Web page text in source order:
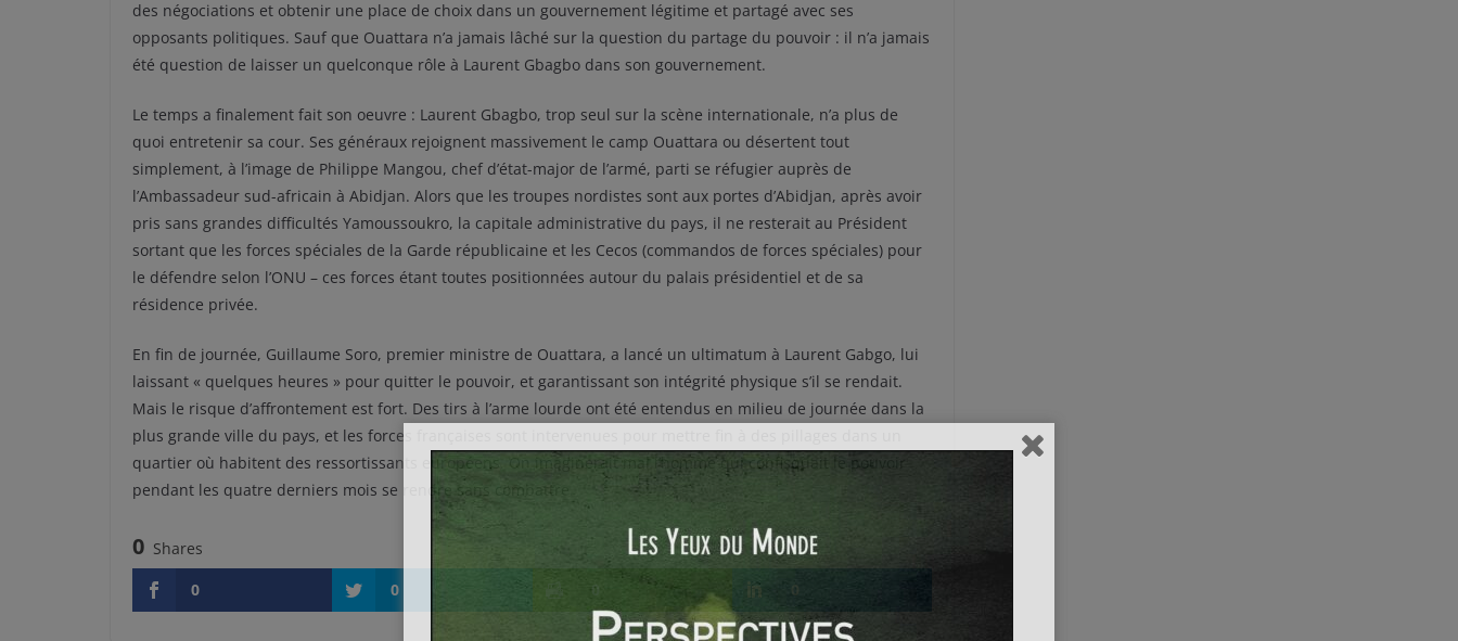
des négociations et obtenir une place de choix dans un gouvernement légitime et partagé avec ses
opposants politiques. Sauf que Ouattara n’a jamais lâché sur la question du partage du pouvoir : il n’a jamais
été question de laisser un quelconque rôle à Laurent Gbagbo dans son gouvernement.
Le temps a finalement fait son oeuvre : Laurent Gbagbo, trop seul sur la scène internationale, n’a plus de
quoi entretenir sa cour. Ses généraux rejoignent massivement le camp Ouattara ou désertent tout
simplement, à l’image de Philippe Mangou, chef d’état-major de l’armé, parti se réfugier auprès de
l’Ambassadeur sud-africain à Abidjan. Alors que les troupes nordistes sont aux portes d’Abidjan, après avoir
pris sans grandes difficultés Yamoussoukro, la capitale administrative du pays, il ne resterait au Président
sortant que les forces spéciales de la Garde républicaine et les Cecos (commandos de forces spéciales) pour
le défendre selon l’ONU – ces forces étant toutes positionnées autour du palais présidentiel et de sa
résidence privée.
En fin de journée, Guillaume Soro, premier ministre de Ouattara, a lancé un ultimatum à Laurent Gabgo, lui
laissant « quelques heures » pour quitter le pouvoir, et garantissant son intégrité physique s’il se rendait.
Mais le risque d’affrontement est fort. Des tirs à l’arme lourde ont été entendus en milieu de journée dans la
plus grande ville du pays, et les forces françaises sont intervenues pour mettre fin à des pillages dans un
quartier où habitent des ressortissants européens. On imaginerait mal l’homme qui confisquait le pouvoir
pendant les quatre derniers mois se rendre sans combattre.
0 Shares
0
0 0 0